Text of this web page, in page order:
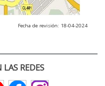
Fecha de revisión: 18-04-2024
LAS REDES